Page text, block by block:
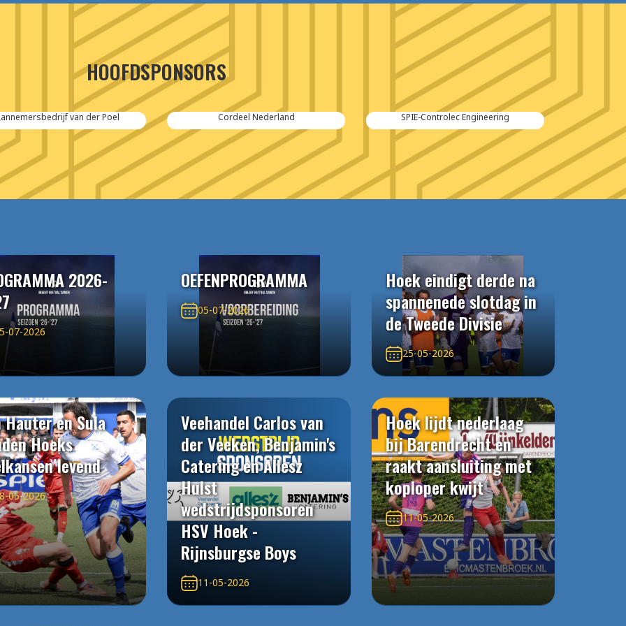
HOOFDSPONSORS
Cordeel Nederland SPIE-Controlec Engineering Kraker Trailers
2026-
07-2026
OEFENPROGRAMMA
05-07-2026
Hoek eindigt derde na
spannenede slotdag in
de Tweede Divisie
25-05-2026
Hauter en Sula
Hoeks
levend
05-2026
Veehandel Carlos van
der Veeken, Benjamin's
Catering en Allesz
Hulst
wedstrijdsponsoren
HSV Hoek -
Rijnsburgse Boys
11-05-2026
Hoek lijdt nederlaag
bij Barendrecht en
raakt aansluiting met
koploper kwijt
11-05-2026